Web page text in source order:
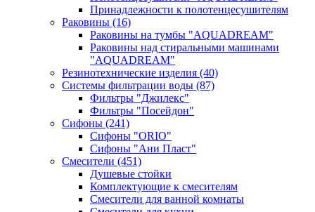
Принадлежности к полотенцесушителям
Раковины (16)
Раковины на тумбы "AQUADREAM"
Раковины над стиральными машинами
"AQUADREAM"
Резинотехнические изделия (40)
Системы фильтрации воды (87)
Фильтры "Джилекс"
Фильтры "Посейдон"
Сифоны (241)
Сифоны "ORIO"
Сифоны "Ани Пласт"
Смесители (451)
Душевые стойки
Комплектующие к смесителям
Смесители для ванной комнаты